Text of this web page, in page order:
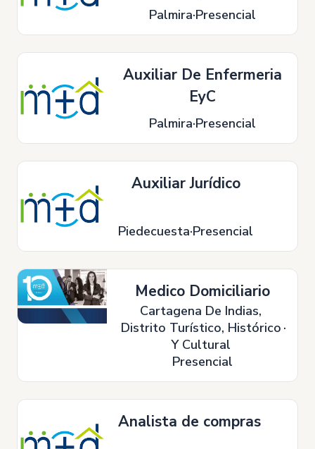
Palmira Presencial
Auxiliar De Enfermeria
EyC
Palmira Presencial
Auxiliar Jurídico
Piedecuesta Presencial
Medico Domiciliario
Cartagena De Indias,
Distrito Turístico, Histórico
Y Cultural
Presencial
Analista de compras